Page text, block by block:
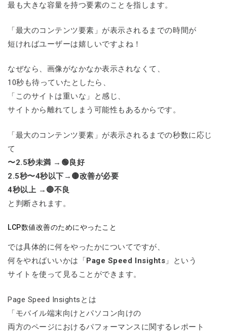
最も大きな容量を持つ要素のことを指します。
「最大のコンテンツ要素」が表示されるまでの時間が
短ければユーザーは嬉しいですよね！
なぜなら、画像がなかなか表示されなくて、
10秒も待っていたとしたら、
「このサイトは重いな」と感じ、
サイトから離れてしまう可能性もあるからです。
「最大のコンテンツ要素」が表示されるまでの秒数に応じ
て
〜2.5秒未満 →🟢良好
2.5秒〜4秒以下→🟡改善が必要
4秒以上 →🔴不良
と判断されます。
LCP数値改善のためにやったこと
では具体的に何をやったかについてですが、
何をやればいいかは「Page Speed Insights 」という
サイトを使って見ることができます。
Page Speed Insightsとは
「モバイル端末向けとパソコン向けの
両方のページにおけるパフォーマンスに関するレポート